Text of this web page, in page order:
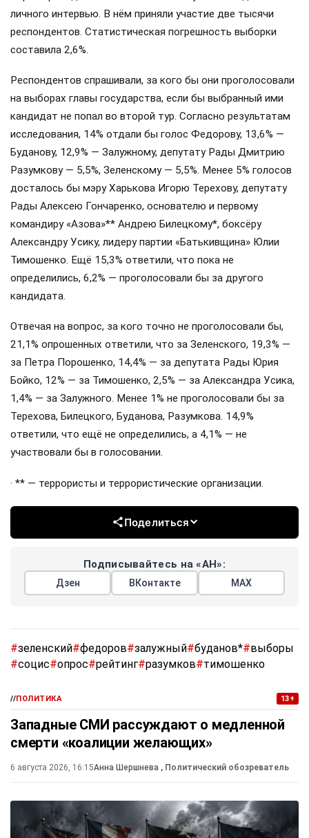
личного интервью. В нём приняли участие две тысячи
респондентов. Статистическая погрешность выборки
составила 2,6%.
Респондентов спрашивали, за кого бы они проголосовали
на выборах главы государства, если бы выбранный ими
кандидат не попал во второй тур. Согласно результатам
исследования, 14% отдали бы голос Федорову, 13,6% —
Буданову, 12,9% — Залужному, депутату Рады Дмитрию
Разумкову — 5,5%, Зеленскому — 5,5%. Менее 5% голосов
досталось бы мэру Харькова Игорю Терехову, депутату
Рады Алексею Гончаренко, основателю и первому
командиру «Азова»** Андрею Билецкому*, боксёру
Александру Усику, лидеру партии «Батькивщина» Юлии
Тимошенко. Ещё 15,3% ответили, что пока не
определились, 6,2% — проголосовали бы за другого
кандидата.
Отвечая на вопрос, за кого точно не проголосовали бы,
21,1% опрошенных ответили, что за Зеленского, 19,3% —
за Петра Порошенко, 14,4% — за депутата Рады Юрия
Бойко, 12% — за Тимошенко, 2,5% — за Александра Усика,
1,4% — за Залужного. Менее 1% не проголосовали бы за
Терехова, Билецкого, Буданова, Разумкова. 14,9%
ответили, что ещё не определились, а 4,1% — не
участвовали бы в голосовании.
· ** — террористы и террористические организации.
Поделиться
Подписывайтесь на «АН»:
Дзен ВКонтакте МАХ
#зеленский#федоров#залужный#буданов*#выборы
#социс#опрос#рейтинг#разумков#тимошенко
//ПОЛИТИКА 13+
Западные СМИ рассуждают о медленной
смерти «коалиции желающих»
6 августа 2026, 16:15Анна Шершнева , Политический обозреватель